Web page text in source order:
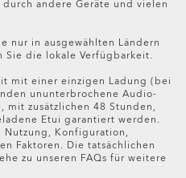
App Store,hierin
oder durch
zurück,
mit der Box vor, in der
Bitte lege zusätzlich zur
inklusive Lade-Etui bei.
verfügbar oder in einem
bitte den Kundendienst um
senden dir dann alles, was
andere Geräte und vielen
nur in ausgewählten Ländern
die lokale Verfügbarkeit.
mit einer einzigen Ladung (bei
ununterbrochene Audio-
mit zusätzlichen 48 Stunden,
Etui garantiert werden.
Nutzung, Konfiguration,
Faktoren. Die tatsächlichen
zu unseren FAQs für weitere